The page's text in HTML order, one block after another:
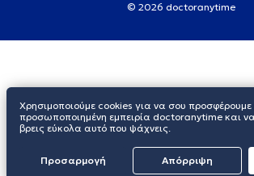
© 2026 doctoranytime
Χρησιμοποιούμε cookies για να σου
προσωποποιημένη εμπειρία doctoranytime και
βρεις εύκολα αυτό που ψάχνεις.
Προσαρμογή Απόρριψη